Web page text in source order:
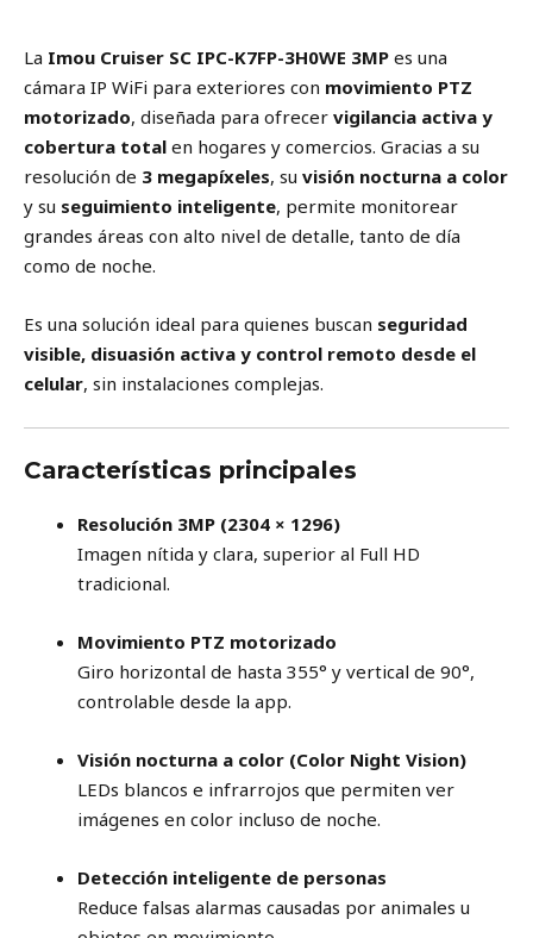
La Imou Cruiser SC IPC-K7FP-3H0WE 3MP es una
cámara IP WiFi para exteriores con movimiento PTZ
motorizado, diseñada para ofrecer vigilancia activa y
cobertura total en hogares y comercios. Gracias a su
resolución de 3 megapíxeles, su visión nocturna a color
y su seguimiento inteligente, permite monitorear
grandes áreas con alto nivel de detalle, tanto de día
como de noche.
Es una solución ideal para quienes buscan seguridad
visible, disuasión activa y control remoto desde el
celular, sin instalaciones complejas.
Características principales
Resolución 3MP (2304 × 1296)
Imagen nítida y clara, superior al Full HD
tradicional.
Movimiento PTZ motorizado
Giro horizontal de hasta 355° y vertical de 90°,
controlable desde la app.
Visión nocturna a color (Color Night Vision)
LEDs blancos e infrarrojos que permiten ver
imágenes en color incluso de noche.
Detección inteligente de personas
Reduce falsas alarmas causadas por animales u